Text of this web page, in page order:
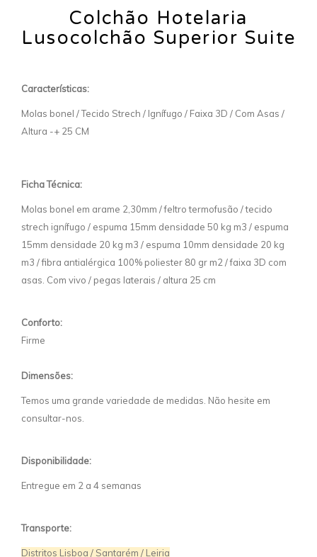
Colchão Hotelaria
Lusocolchão Superior Suite
Características:
Molas bonel / Tecido Strech / Ignífugo / Faixa 3D / Com Asas /
Altura -+ 25 CM
Ficha Técnica:
Molas bonel em arame 2,30mm / feltro termofusão / tecido
strech ignífugo / espuma 15mm densidade 50 kg m3 / espuma
15mm densidade 20 kg m3 / espuma 10mm densidade 20 kg
m3 / fibra antialérgica 100% poliester 80 gr m2 / faixa 3D com
asas. Com vivo / pegas laterais / altura 25 cm
Conforto:
Firme
Dimensões:
Temos uma grande variedade de medidas. Não hesite em
consultar-nos.
Disponibilidade:
Entregue em 2 a 4 semanas
Transporte:
Distritos Lisboa / Santarém / Leiria